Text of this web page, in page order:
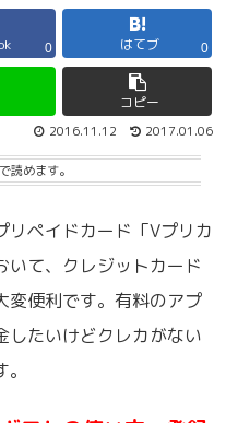
0 はてブ 0
コピー
2017.01.06
2016.11.12
読めます。
リペイドカード「Vプリカ
いて、クレジットカード
変便利です。有料のアプ
したいけどクレカがない